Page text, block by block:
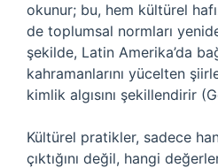
okunur; bu, hem kültürel
de toplumsal normları
şekilde, Latin Amerika’da
kahramanlarını yücelten
kimlik algısını şekillendirir
Kültürel pratikler, sadece
çıktığını değil, hangi